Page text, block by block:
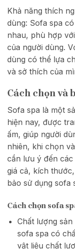
Khả năng thích
dùng: Sofa spa
nhau, phù hợp
của người dùng.
dùng có thể lựa
và sở thích của
Cách chọn và
Sofa spa là một
hiện nay, được
ấm, giúp người
nhiên, khi chọn
cần lưu ý đến
giá cả, kích
bảo sử dụng sofa
Cách chọn sofa
Chất lượng
sofa spa có
vật liệu chất